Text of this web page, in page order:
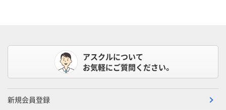
アスクルについて
お気軽にご質問ください。
新規会員登録